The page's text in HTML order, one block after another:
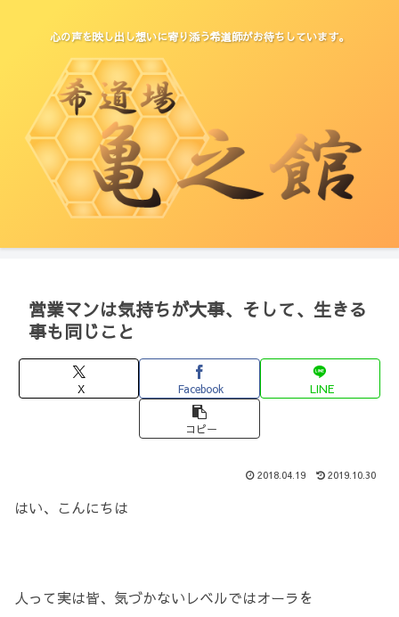
心の声を映し出し想いに寄り添う希道師がお待ちしています。
営業マンは気持ちが大事、そして、生きる
事も同じこと
X Facebook LINE
コピー
2018.04.19 2019.10.30
はい、こんにちは
人って実は皆、気づかないレベルではオーラを